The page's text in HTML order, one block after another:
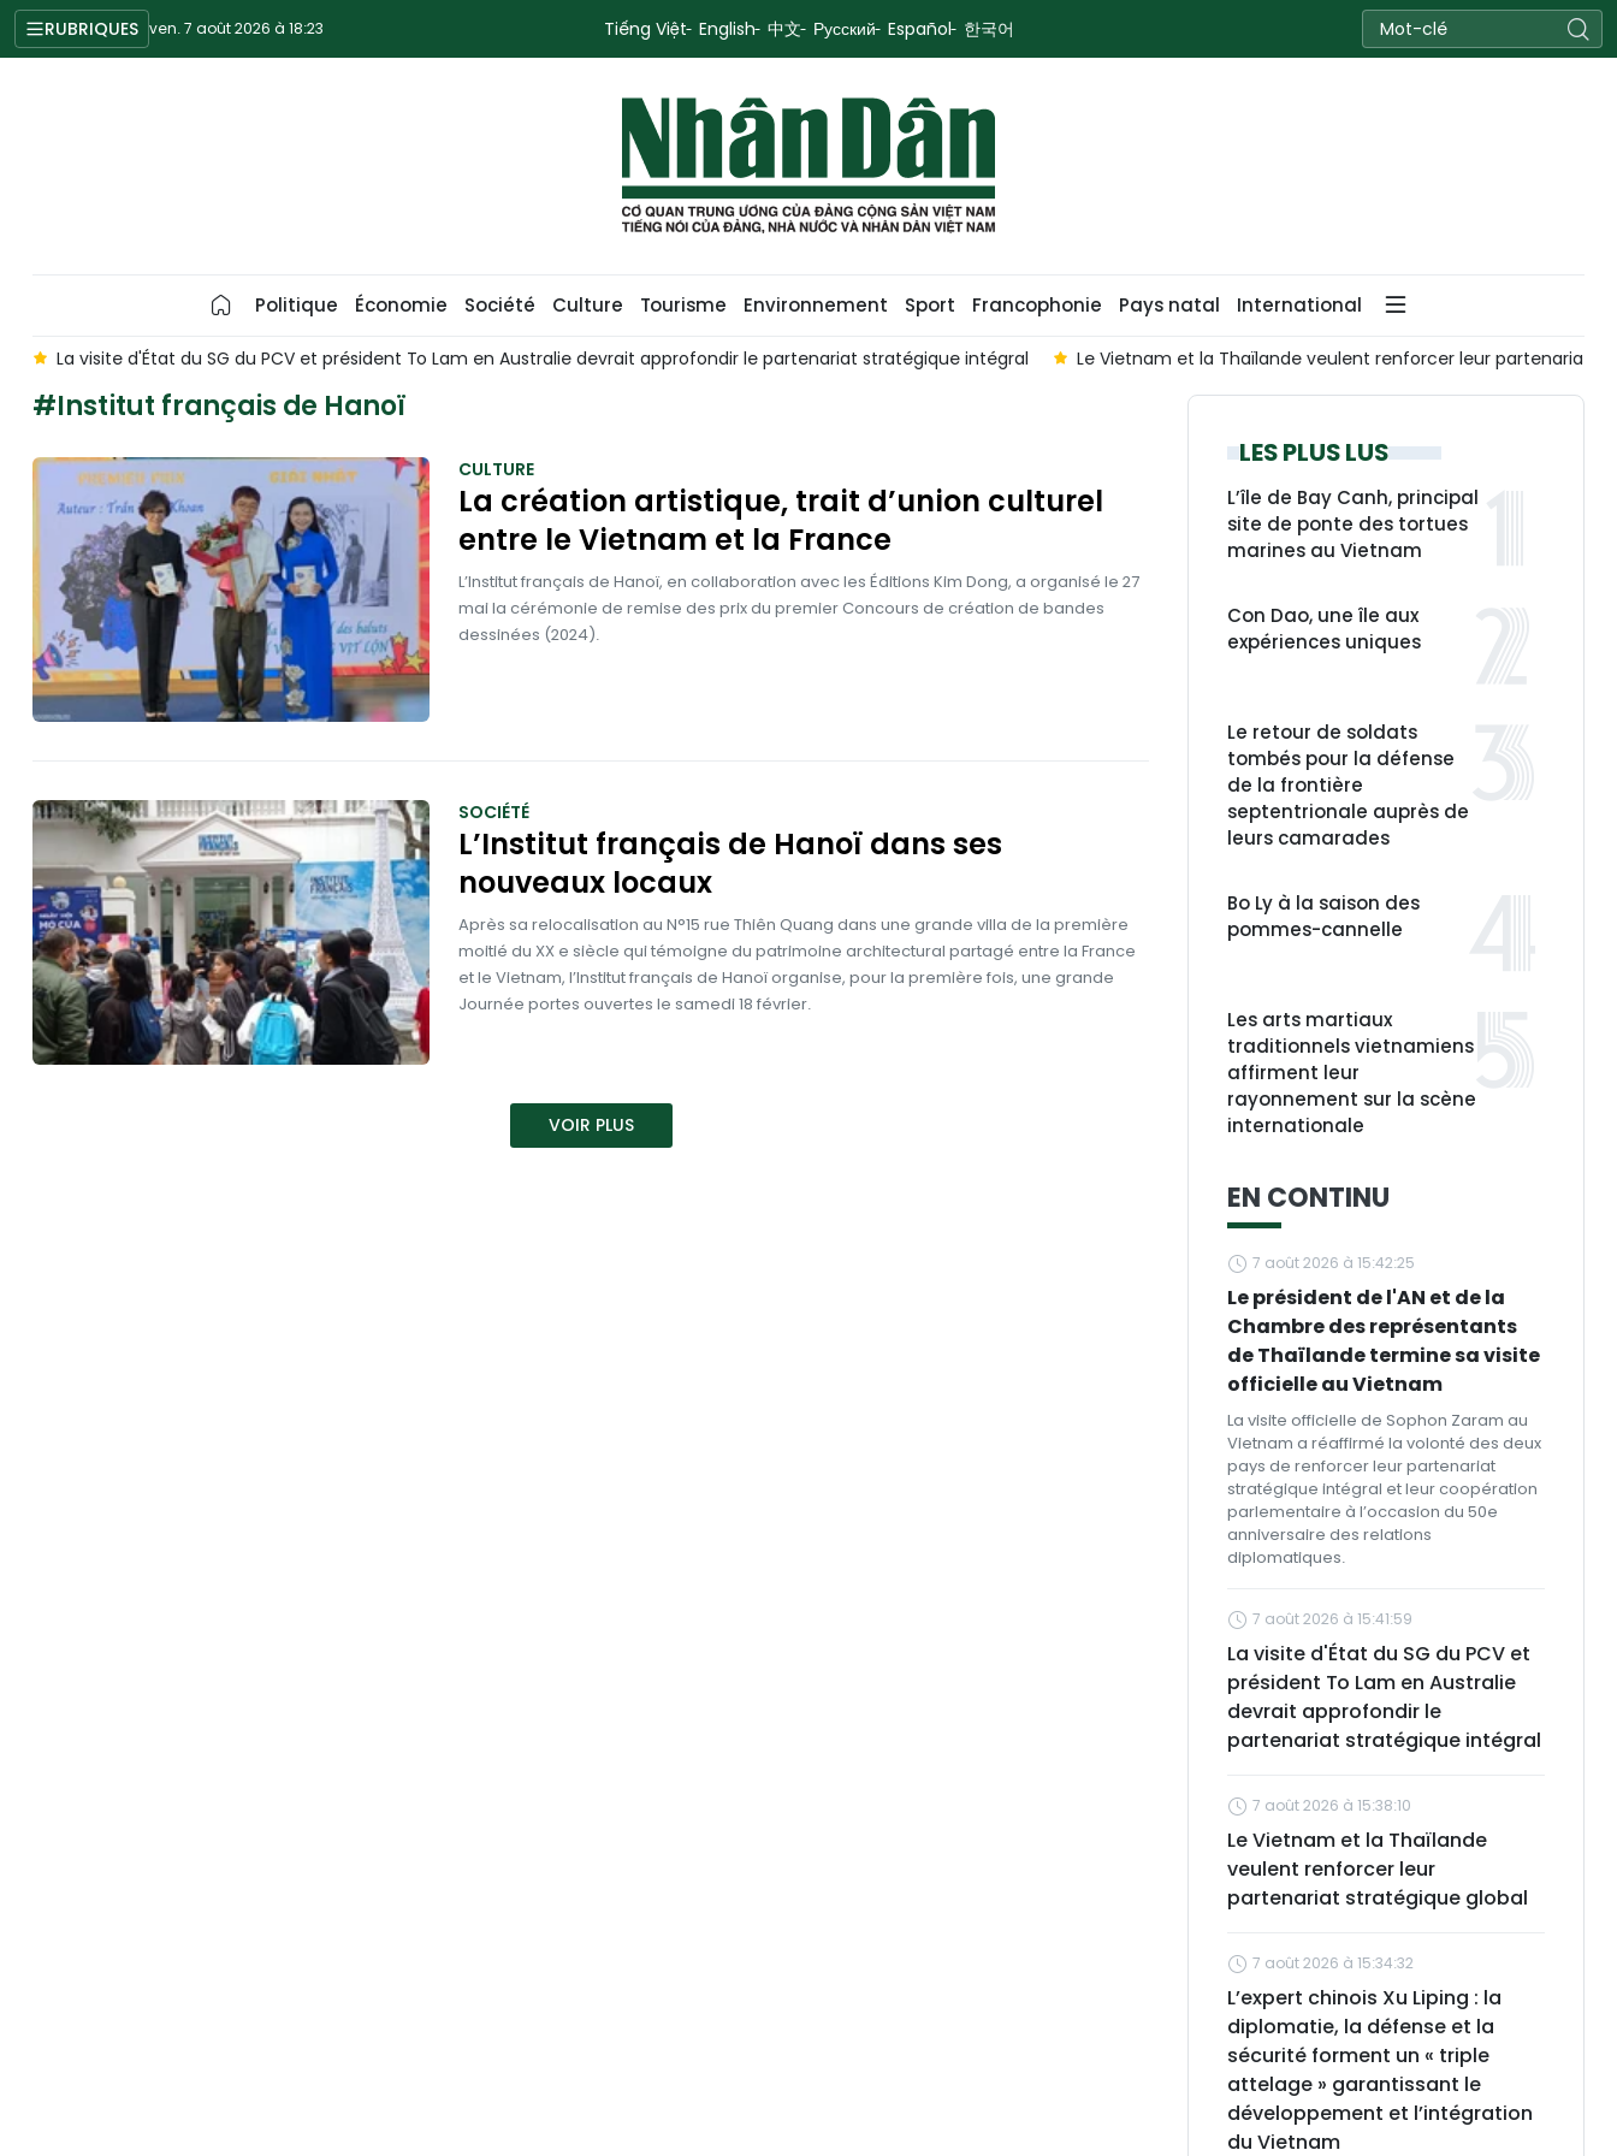
RUBRIQUES ven. 7 août 2026 à 18:23 Tiếng Việt English 中文 Русский Español 한국어
Politique Économie Société Culture Tourisme Environnement Sport Francophonie Pays natal International
et président To Lam en Australie devrait approfondir le partenariat stratégique intégral Le Vietnam et la Thaïlande veulent renforcer leur partenariat stratégique global L’expert
#Institut français de Hanoï
CULTURE
La création artistique, trait d’union culturel
entre le Vietnam et la France
L’Institut français de Hanoï, en collaboration avec les Éditions Kim Dong, a organisé le 27
mai la cérémonie de remise des prix du premier Concours de création de bandes
dessinées (2024).
SOCIÉTÉ
L’Institut français de Hanoï dans ses
nouveaux locaux
Après sa relocalisation au N°15 rue Thiên Quang dans une grande villa de la première
moitié du XX e siècle qui témoigne du patrimoine architectural partagé entre la France
et le Vietnam, l’Institut français de Hanoï organise, pour la première fois, une grande
Journée portes ouvertes le samedi 18 février.
VOIR PLUS
LES PLUS LUS
L’île de Bay Canh, principal
site de ponte des tortues
marines au Vietnam
Con Dao, une île aux
expériences uniques
Le retour de soldats
tombés pour la défense
de la frontière
septentrionale auprès de
leurs camarades
Bo Ly à la saison des
pommes-cannelle
Les arts martiaux
traditionnels vietnamiens
affirment leur
rayonnement sur la scène
internationale
EN CONTINU
7 août 2026 à 15:42:25
Le président de l'AN et de la
Chambre des représentants
de Thaïlande termine sa visite
officielle au Vietnam
La visite officielle de Sophon Zaram au
Vietnam a réaffirmé la volonté des deux
pays de renforcer leur partenariat
stratégique intégral et leur coopération
parlementaire à l’occasion du 50e
anniversaire des relations
diplomatiques.
7 août 2026 à 15:41:59
La visite d'État du SG du PCV et
président To Lam en Australie
devrait approfondir le
partenariat stratégique intégral
7 août 2026 à 15:38:10
Le Vietnam et la Thaïlande
veulent renforcer leur
partenariat stratégique global
7 août 2026 à 15:34:32
L’expert chinois Xu Liping : la
diplomatie, la défense et la
sécurité forment un « triple
attelage » garantissant le
développement et l’intégration
du Vietnam